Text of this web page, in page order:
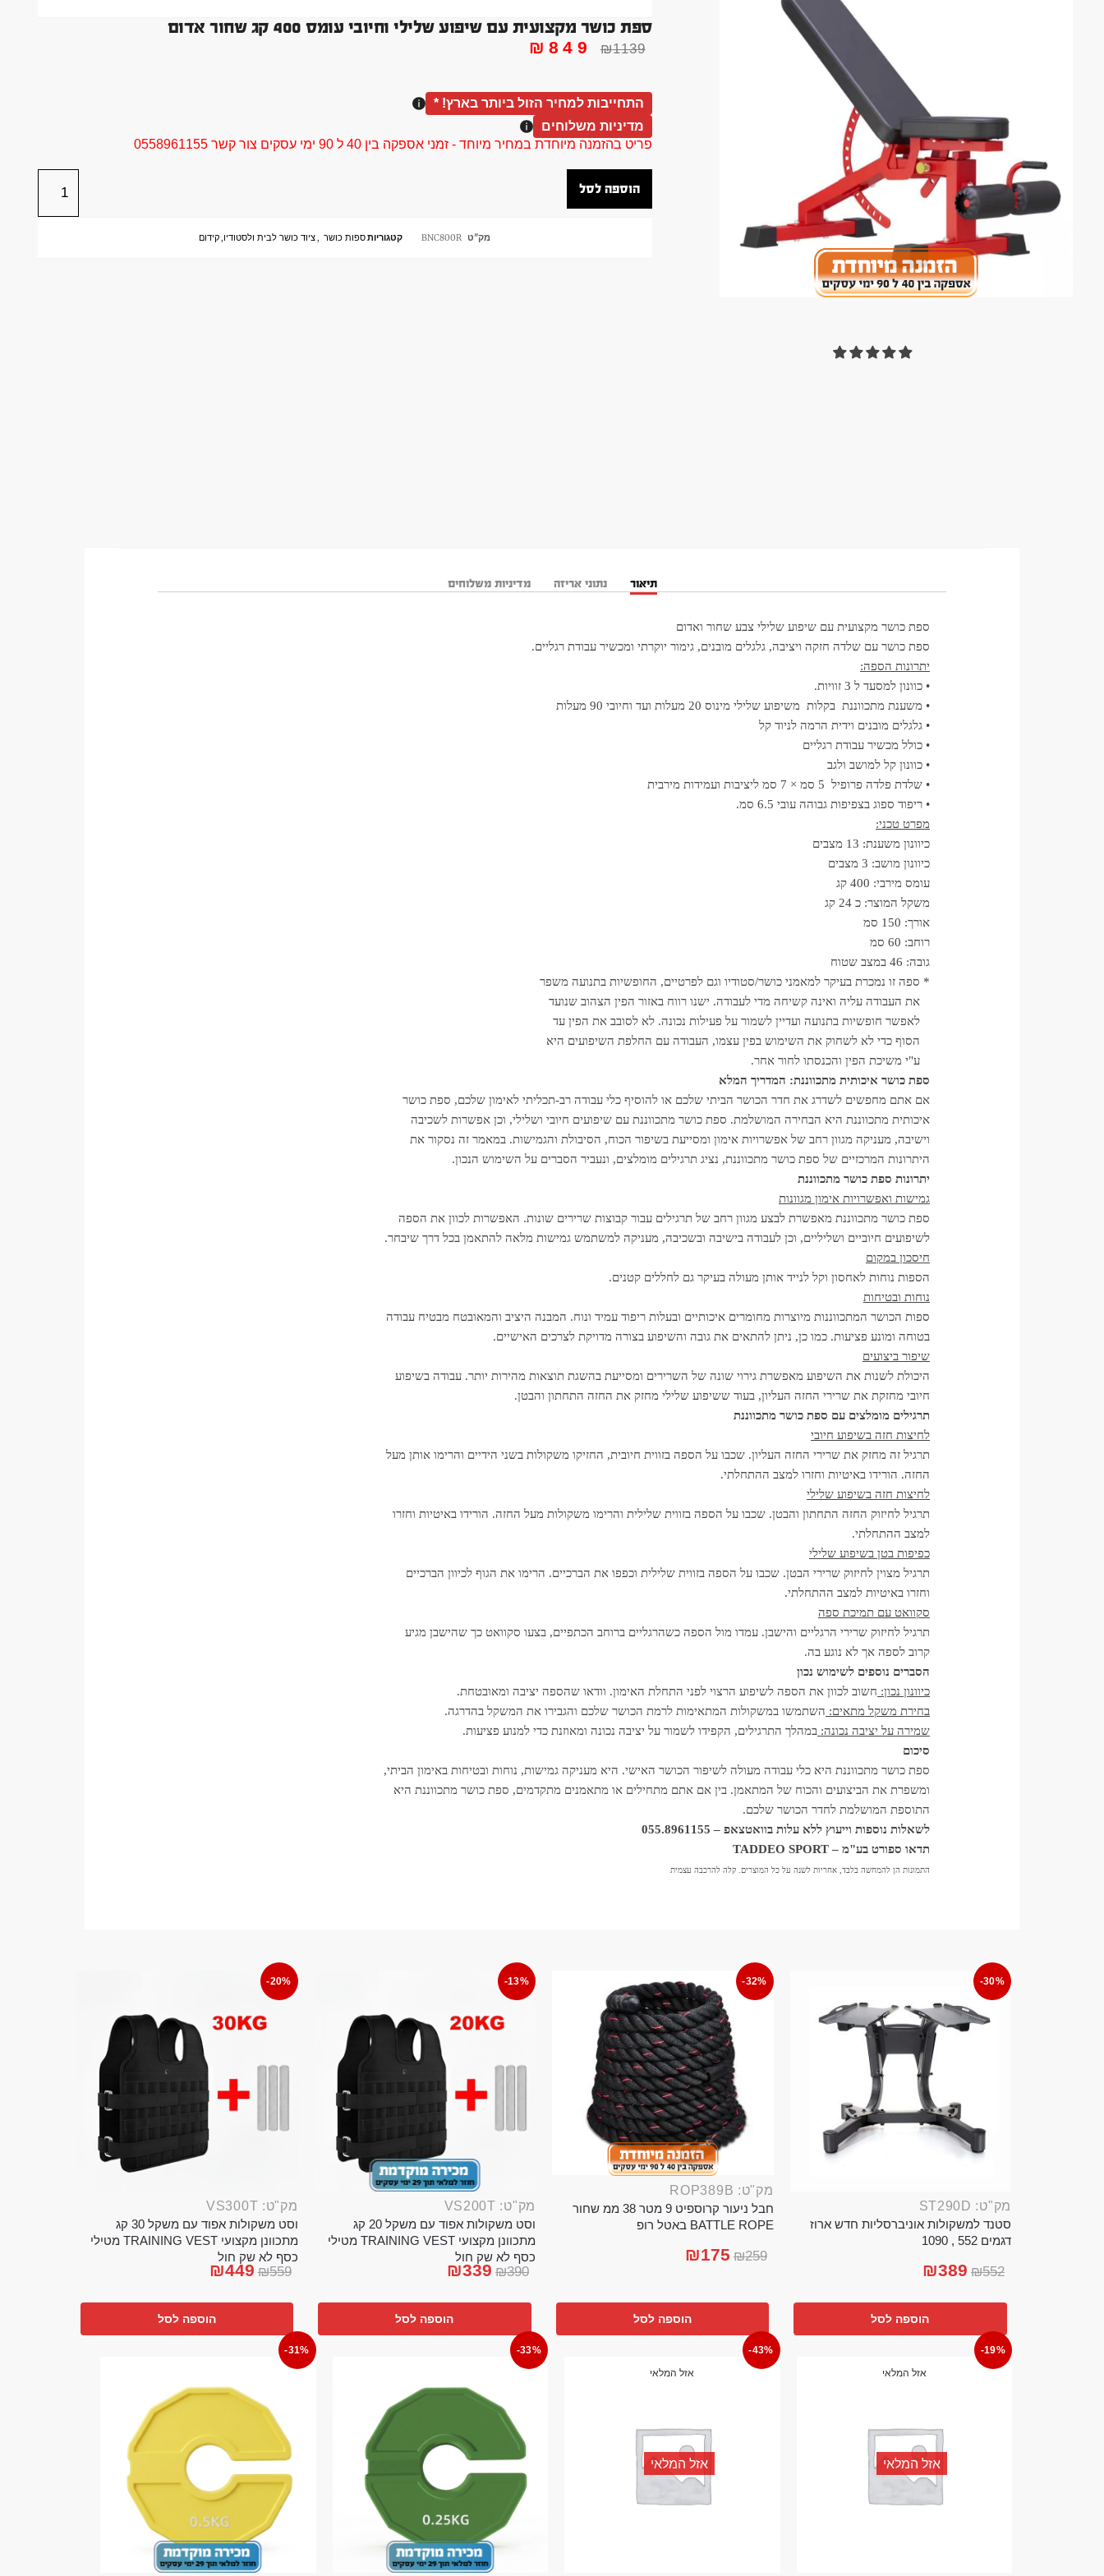
ספת כושר מקצועית עם שיפוע שלילי וחיובי עומס 400 קג שחור אדום
₪1139
₪ 849
התחייבות למחיר הזול ביותר בארץ! *
מדיניות משלוחים
פריט בהזמנה מיוחדת במחיר מיוחד - זמני אספקה בין 40 ל 90 ימי עסקים צור קשר 0558961155
הוספה לסל
מק"ט BNC800R קטגוריותספות כושר ,ציוד כושר לבית ולסטודיו,קידום
תיאור נתוני אריזה מדיניות משלוחים
ספת כושר מקצועית עם שיפוע שלילי צבע שחור ואדום
ספת כושר עם שלדה חזקה ויציבה, גלגלים מובנים, גימור יוקרתי ומכשיר עבודת רגליים.
יתרונות הספה:
• כוונון למסעד ל 3 זוויות.
• משענת מתכווננת בקלות משיפוע שלילי מינוס 20 מעלות ועד וחיובי 90 מעלות
• גלגלים מובנים וידית הרמה לניוד קל
• כולל מכשיר עבודת רגליים
• כוונון קל למושב ולגב
• שלדת פלדה פרופיל 5 סמ × 7 סמ ליציבות ועמידות מירבית
• ריפוד ספוג בצפיפות גבוהה עובי 6.5 סמ.
מפרט טכני:
כיוונון משענת: 13 מצבים
כיוונון מושב: 3 מצבים
עומס מירבי: 400 קג
משקל המוצר: כ 24 קג
אורך: 150 סמ
רוחב: 60 סמ
גובה: 46 במצב שטוח
* ספה זו נמכרת בעיקר למאמני כושר/סטודיו וגם לפרטיים, החופשיות בתנועה משפר
את העבודה עליה ואינה קשיחה מדי לעבודה. ישנו רווח באזור הפין הצהוב שנועד
לאפשר חופשיות בתנועה ועדיין לשמור על פעילות נכונה. לא לסובב את הפין עד
הסוף כדי לא לשחוק את השימוש בפין עצמו, העבודה עם החלפת השיפועים היא
ע"י משיכת הפין והכנסתו לחור אחר.
ספת כושר איכותית מתכווננת: המדריך המלא
אם אתם מחפשים לשדרג את חדר הכושר הביתי שלכם או להוסיף כלי עבודה רב-תכליתי לאימון שלכם, ספת כושר
איכותית מתכווננת היא הבחירה המושלמת. ספת כושר מתכווננת עם שיפועים חיובי ושלילי, וכן אפשרות לשכיבה
וישיבה, מעניקה מגוון רחב של אפשרויות אימון ומסייעת בשיפור הכוח, הסיבולת והגמישות. במאמר זה נסקור את
היתרונות המרכזיים של ספת כושר מתכווננת, נציג תרגילים מומלצים, ונעביר הסברים על השימוש הנכון.
יתרונות ספת כושר מתכווננת
גמישות ואפשרויות אימון מגוונות
ספת כושר מתכווננת מאפשרת לבצע מגוון רחב של תרגילים עבור קבוצות שרירים שונות. האפשרות לכוון את הספה
לשיפועים חיוביים ושליליים, וכן לעבודה בישיבה ובשכיבה, מעניקה למשתמש גמישות מלאה להתאמן בכל דרך שיבחר.
חיסכון במקום
הספות נוחות לאחסון וקל לנייד אותן מעולה בעיקר גם לחללים קטנים.
נוחות ובטיחות
ספות הכושר המתכווננות מיוצרות מחומרים איכותיים ובעלות ריפוד עמיד ונוח. המבנה היציב והמאובטח מבטיח עבודה
בטוחה ומונע פציעות. כמו כן, ניתן להתאים את גובה והשיפוע בצורה מדויקת לצרכים האישיים.
שיפור ביצועים
היכולת לשנות את השיפוע מאפשרת גירוי שונה של השרירים ומסייעת בהשגת תוצאות מהירות יותר. עבודה בשיפוע
חיובי מחזקת את שרירי החזה העליון, בעוד ששיפוע שלילי מחזק את החזה התחתון והבטן.
תרגילים מומלצים עם ספת כושר מתכווננת
לחיצות חזה בשיפוע חיובי
תרגיל זה מחזק את שרירי החזה העליון. שכבו על הספה בזווית חיובית, החזיקו משקולות בשני הידיים והרימו אותן מעל
החזה. הורידו באיטיות וחזרו למצב ההתחלתי.
לחיצות חזה בשיפוע שלילי
תרגיל לחיזוק החזה התחתון והבטן. שכבו על הספה בזווית שלילית והרימו משקולות מעל החזה. הורידו באיטיות וחזרו
למצב ההתחלתי.
כפיפות בטן בשיפוע שלילי
תרגיל מצוין לחיזוק שרירי הבטן. שכבו על הספה בזווית שלילית וכפפו את הברכיים. הרימו את הגוף לכיוון הברכיים
וחזרו באיטיות למצב ההתחלתי.
סקוואט עם תמיכת ספה
תרגיל לחיזוק שרירי הרגליים והישבן. עמדו מול הספה כשהרגליים ברוחב הכתפיים, בצעו סקוואט כך שהישבן מגיע
קרוב לספה אך לא נוגע בה.
הסברים נוספים לשימוש נכון
כיוונון נכון: חשוב לכוון את הספה לשיפוע הרצוי לפני התחלת האימון. וודאו שהספה יציבה ומאובטחת.
בחירת משקל מתאים: השתמשו במשקולות המתאימות לרמת הכושר שלכם והגבירו את המשקל בהדרגה.
שמירה על יציבה נכונה: במהלך התרגילים, הקפידו לשמור על יציבה נכונה ומאוזנת כדי למנוע פציעות.
סיכום
ספת כושר מתכווננת היא כלי עבודה מעולה לשיפור הכושר האישי. היא מעניקה גמישות, נוחות ובטיחות באימון הביתי,
ומשפרת את הביצועים והכוח של המתאמן. בין אם אתם מתחילים או מתאמנים מתקדמים, ספת כושר מתכווננת היא
התוספת המושלמת לחדר הכושר שלכם.
לשאלות נוספות וייעוץ ללא עלות בוואטצאפ – 055.8961155
תדאו ספורט בע"מ – TADDEO SPORT
התמונות הן להמחשה בלבד, אחריות לשנה על כל המוצרים. קלה להרכבה עצמית
-30%
מק"ט: ST290D
סטנד למשקולות אוניברסליות חדש ארוז
דגמים 552 , 1090
₪552
₪389
הוספה לסל
-32%
מק"ט: ROP389B
חבל ניעור קרוספיט 9 מטר 38 ממ שחור
BATTLE ROPE באטל רופ
₪259
₪175
הוספה לסל
-13%
מק"ט: VS200T
וסט משקולות אפוד עם משקל 20 קג
מתכוונן מקצועי TRAINING VEST מטילי
כסף לא שק חול
₪390
₪339
הוספה לסל
-20%
מק"ט: VS300T
וסט משקולות אפוד עם משקל 30 קג
מתכוונן מקצועי TRAINING VEST מטילי
כסף לא שק חול
₪559
₪449
הוספה לסל
-19%
אזל המלאי
אזל המלאי
-43%
אזל המלאי
אזל המלאי
-33%
-31%